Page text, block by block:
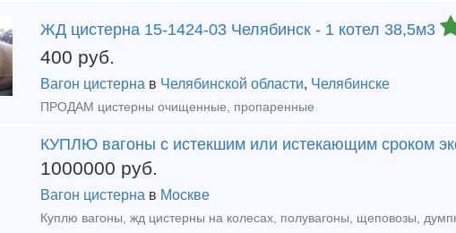
ЖД цистерна 15-1424-03 Челябинск - 1 котел 38,5м3
400 руб.
Вагон цистерна в Челябинской области, Челябинске
ПРОДАМ цистерны очищенные, пропаренные
КУПЛЮ вагоны с истекшим или истекающим сроком
1000000 руб.
Вагон цистерна в Москве